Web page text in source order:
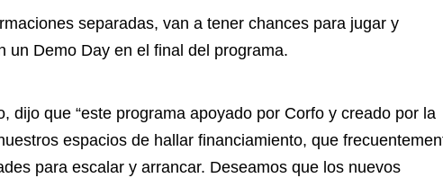
separadas, van a tener chances para jugar y
un Demo Day en el final del programa.
dijo que “este programa apoyado por Corfo y creado por la
espacios de hallar financiamiento, que
para escalar y arrancar. Deseamos que los nuevos